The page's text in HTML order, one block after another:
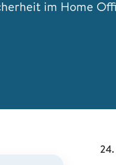
im Home
24.